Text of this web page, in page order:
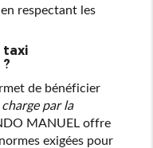
respectant les
taxi
de bénéficier
par la
MANUEL offre
exigées pour